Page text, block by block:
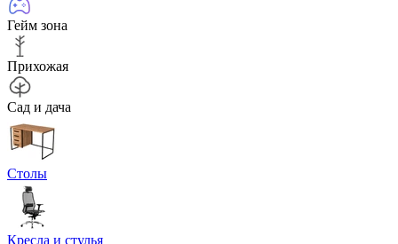
Гейм зона
Прихожая
Сад и дача
Столы
Кресла и стулья